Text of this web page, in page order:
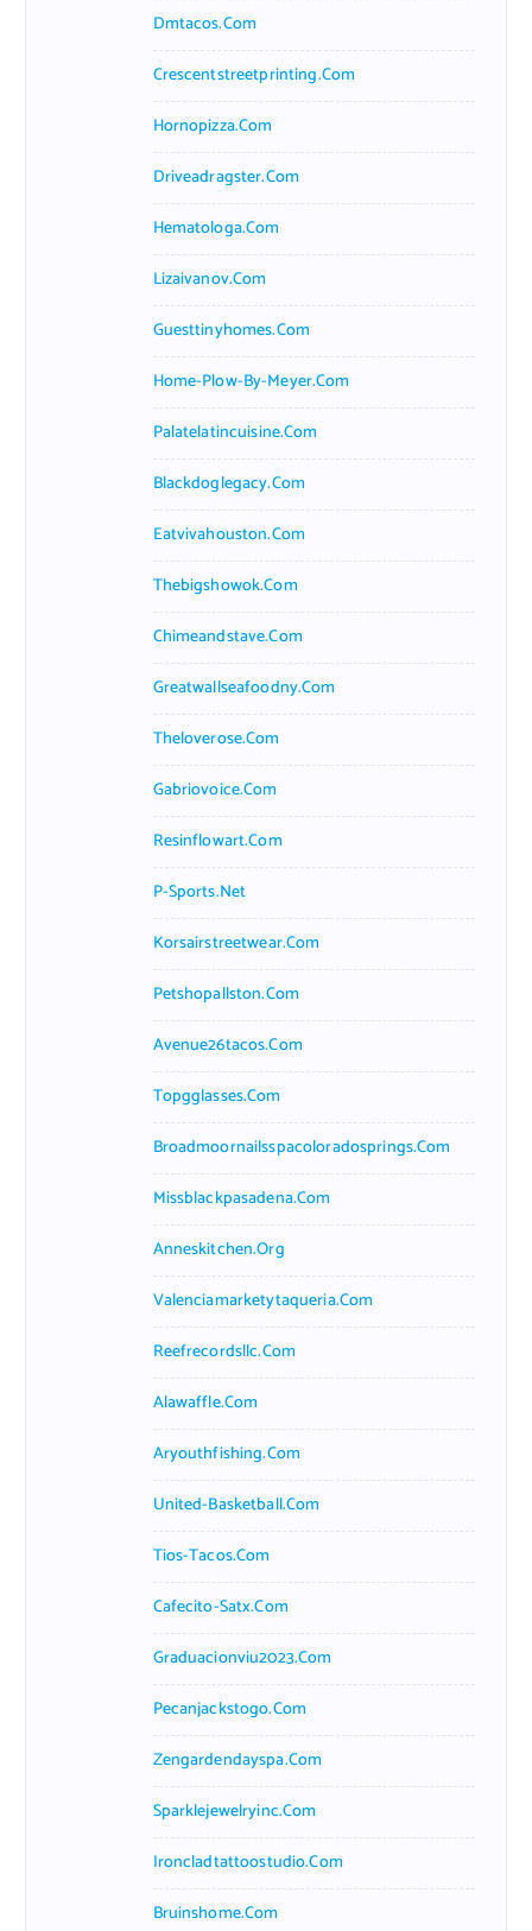
Dmtacos.com
Crescentstreetprinting.com
Hornopizza.com
Driveadragster.com
Hematologa.com
Lizaivanov.com
Guesttinyhomes.com
Home-Plow-By-Meyer.com
Palatelatincuisine.com
Blackdoglegacy.com
Eatvivahouston.com
Thebigshowok.com
Chimeandstave.com
Greatwallseafoodny.com
Theloverose.com
Gabriovoice.com
Resinflowart.com
P-Sports.net
Korsairstreetwear.com
Petshopallston.com
Avenue26tacos.com
Topgglasses.com
Broadmoornailsspacoloradosprings.com
Missblackpasadena.com
Anneskitchen.org
Valenciamarketytaqueria.com
Reefrecordsllc.com
Alawaffle.com
Aryouthfishing.com
United-Basketball.com
Tios-Tacos.com
Cafecito-Satx.com
Graduacionviu2023.com
Pecanjackstogo.com
Zengardendayspa.com
Sparklejewelryinc.com
Ironcladtattoostudio.com
Bruinshome.com